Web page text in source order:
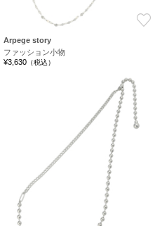
Arpege story
ファッション小物
¥3,630 （税込）